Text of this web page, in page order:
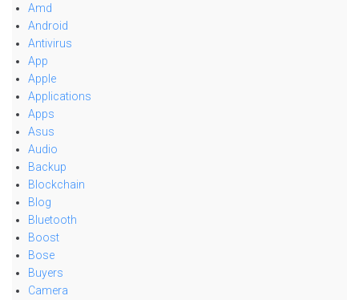
Amd
Android
Antivirus
App
Apple
Applications
Apps
Asus
Audio
Backup
Blockchain
Blog
Bluetooth
Boost
Bose
Buyers
Camera